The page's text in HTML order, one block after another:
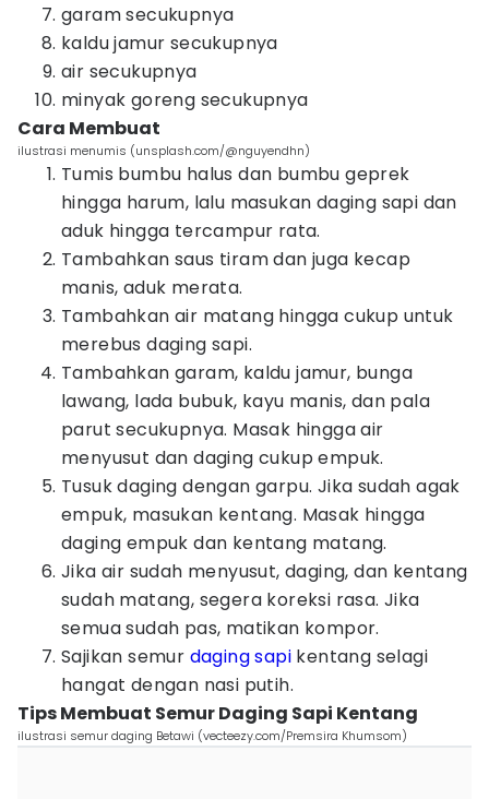
garam secukupnya
kaldu jamur secukupnya
air secukupnya
minyak goreng secukupnya
Cara Membuat
ilustrasi menumis (unsplash.com/@nguyendhn)
Tumis bumbu halus dan bumbu geprek
hingga harum, lalu masukan daging sapi dan
aduk hingga tercampur rata.
Tambahkan saus tiram dan juga kecap
manis, aduk merata.
Tambahkan air matang hingga cukup untuk
merebus daging sapi.
Tambahkan garam, kaldu jamur, bunga
lawang, lada bubuk, kayu manis, dan pala
parut secukupnya. Masak hingga air
menyusut dan daging cukup empuk.
Tusuk daging dengan garpu. Jika sudah agak
empuk, masukan kentang. Masak hingga
daging empuk dan kentang matang.
Jika air sudah menyusut, daging, dan kentang
sudah matang, segera koreksi rasa. Jika
semua sudah pas, matikan kompor.
Sajikan semur daging sapi kentang selagi
hangat dengan nasi putih.
Tips Membuat Semur Daging Sapi Kentang
ilustrasi semur daging Betawi (vecteezy.com/Premsira Khumsom)